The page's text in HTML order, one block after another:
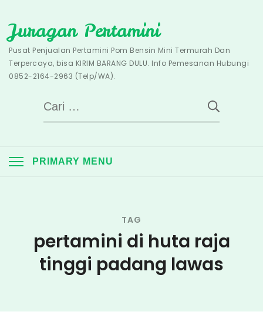
to
content
Juragan Pertamini
Pusat Penjualan Pertamini Pom Bensin Mini Termurah Dan
Terpercaya, bisa KIRIM BARANG DULU. Info Pemesanan Hubungi
0852-2164-2963 (Telp/WA).
Cari
untuk:
PRIMARY MENU
TAG
pertamini di huta raja
tinggi padang lawas